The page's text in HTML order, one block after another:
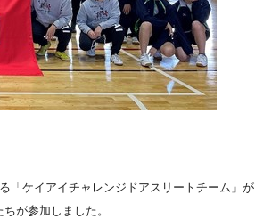
「ケイアイチャレンジドアスリートチーム」が
が参加しました。